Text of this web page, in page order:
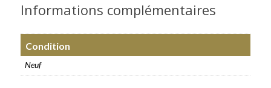
Informations complémentaires
Condition
Neuf